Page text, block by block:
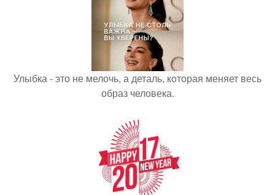
Улыбка - это не мелочь, а деталь, которая меняет весь
образ человека.